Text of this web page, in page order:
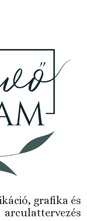
grafika és
arculattervezés